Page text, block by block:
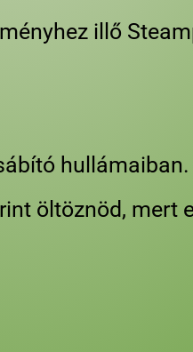
illő
hullámaiban.
öltöznöd, mert